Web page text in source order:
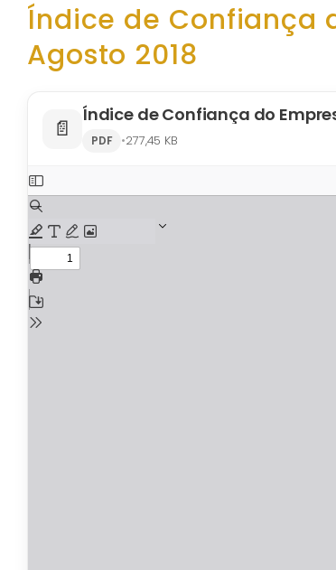
Índice de Confiança
Agosto 2018
📄
Índice de Confiança do
PDF •277,45 KB